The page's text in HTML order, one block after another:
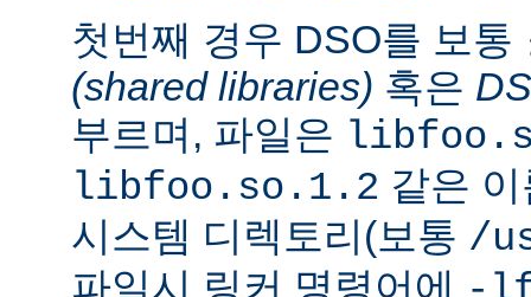
첫번째 경우 DSO를 보통
(shared libraries) 혹은
부르며, 파일은
libfoo.so.1.2 같은
시스템 디렉토리(보통 /
파일시 링커 명령어에